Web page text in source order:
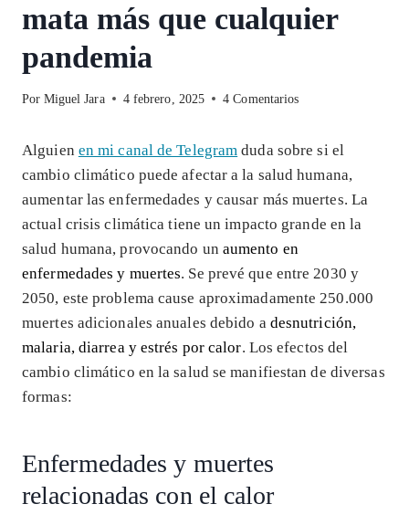
mata más que cualquier
pandemia
Por Miguel Jara 4 febrero, 2025 4 Comentarios
Alguien en mi canal de Telegram duda sobre si el
cambio climático puede afectar a la salud humana,
aumentar las enfermedades y causar más muertes. La
actual crisis climática tiene un impacto grande en la
salud humana, provocando un aumento en
enfermedades y muertes. Se prevé que entre 2030 y
2050, este problema cause aproximadamente 250.000
muertes adicionales anuales debido a desnutrición,
malaria, diarrea y estrés por calor. Los efectos del
cambio climático en la salud se manifiestan de diversas
formas:
Enfermedades y muertes
relacionadas con el calor